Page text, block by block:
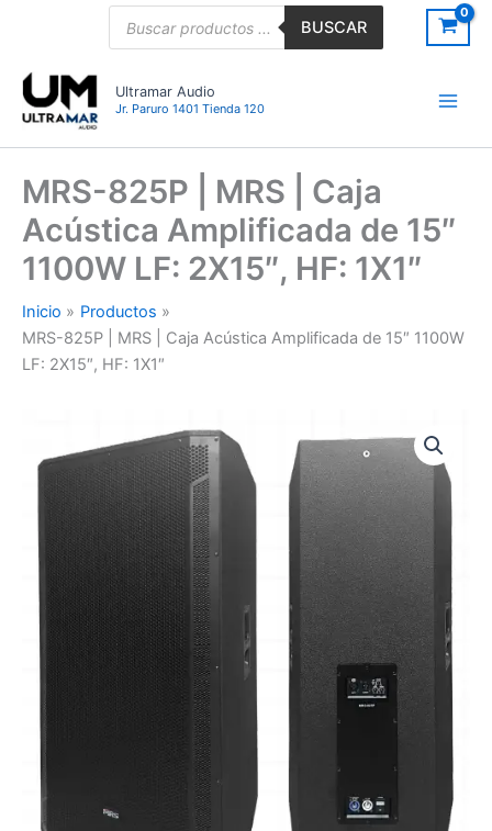
BUSCAR
Ultramar Audio
Jr. Paruro 1401 Tienda 120
MRS-825P | MRS | Caja
Acústica Amplificada de 15″
1100W LF: 2X15″, HF: 1X1″
Inicio
Productos
MRS-825P | MRS | Caja Acústica Amplificada de 15″ 1100W
LF: 2X15″, HF: 1X1″
Acústica
Amplificada
de
1100W
HF:
1X1"